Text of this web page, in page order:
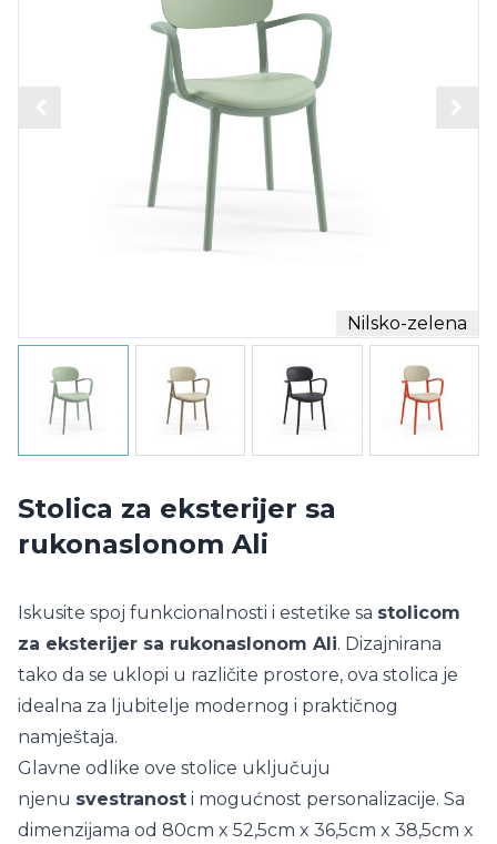
Nilsko-zelena
Stolica za eksterijer sa
rukonaslonom Ali
Iskusite spoj funkcionalnosti i estetike sa stolicom
za eksterijer sa rukonaslonom Ali. Dizajnirana
tako da se uklopi u različite prostore, ova stolica je
idealna za ljubitelje modernog i praktičnog
namještaja.
Glavne odlike ove stolice uključuju
njenu svestranost i mogućnost personalizacije. Sa
dimenzijama od 80cm x 52,5cm x 36,5cm x 38,5cm x